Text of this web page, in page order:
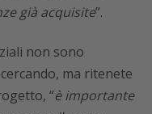
già acquisite”.
non sono
ma ritenete
“è importante